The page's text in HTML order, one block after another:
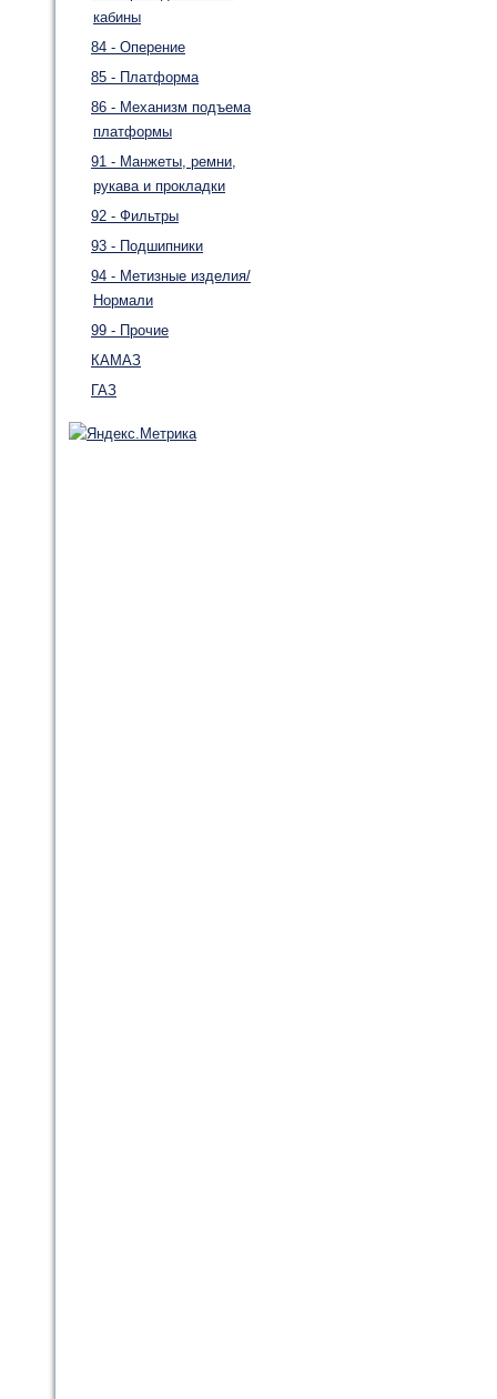
кабины
84 - Оперение
85 - Платформа
86 - Механизм подъема
платформы
91 - Манжеты, ремни,
рукава и прокладки
92 - Фильтры
93 - Подшипники
94 - Метизные изделия/
Нормали
99 - Прочие
КАМАЗ
ГАЗ